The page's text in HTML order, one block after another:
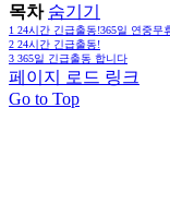
목차 숨기기
1 24시간 긴급출동!365일 연중무
2 24시간 긴급출동!
3 365일 긴급출동 합니다
페이지 로드 링크
Go to Top